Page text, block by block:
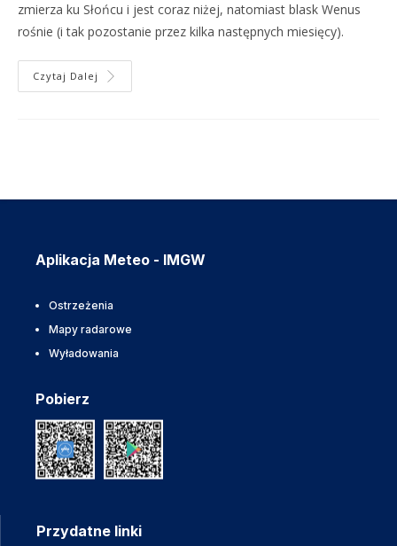
zmierza ku Słońcu i jest coraz niżej, natomiast blask Wenus
rośnie (i tak pozostanie przez kilka następnych miesięcy).
Czytaj Dalej
Aplikacja Meteo - IMGW
Ostrzeżenia
Mapy radarowe
Wyładowania
Pobierz
Przydatne linki